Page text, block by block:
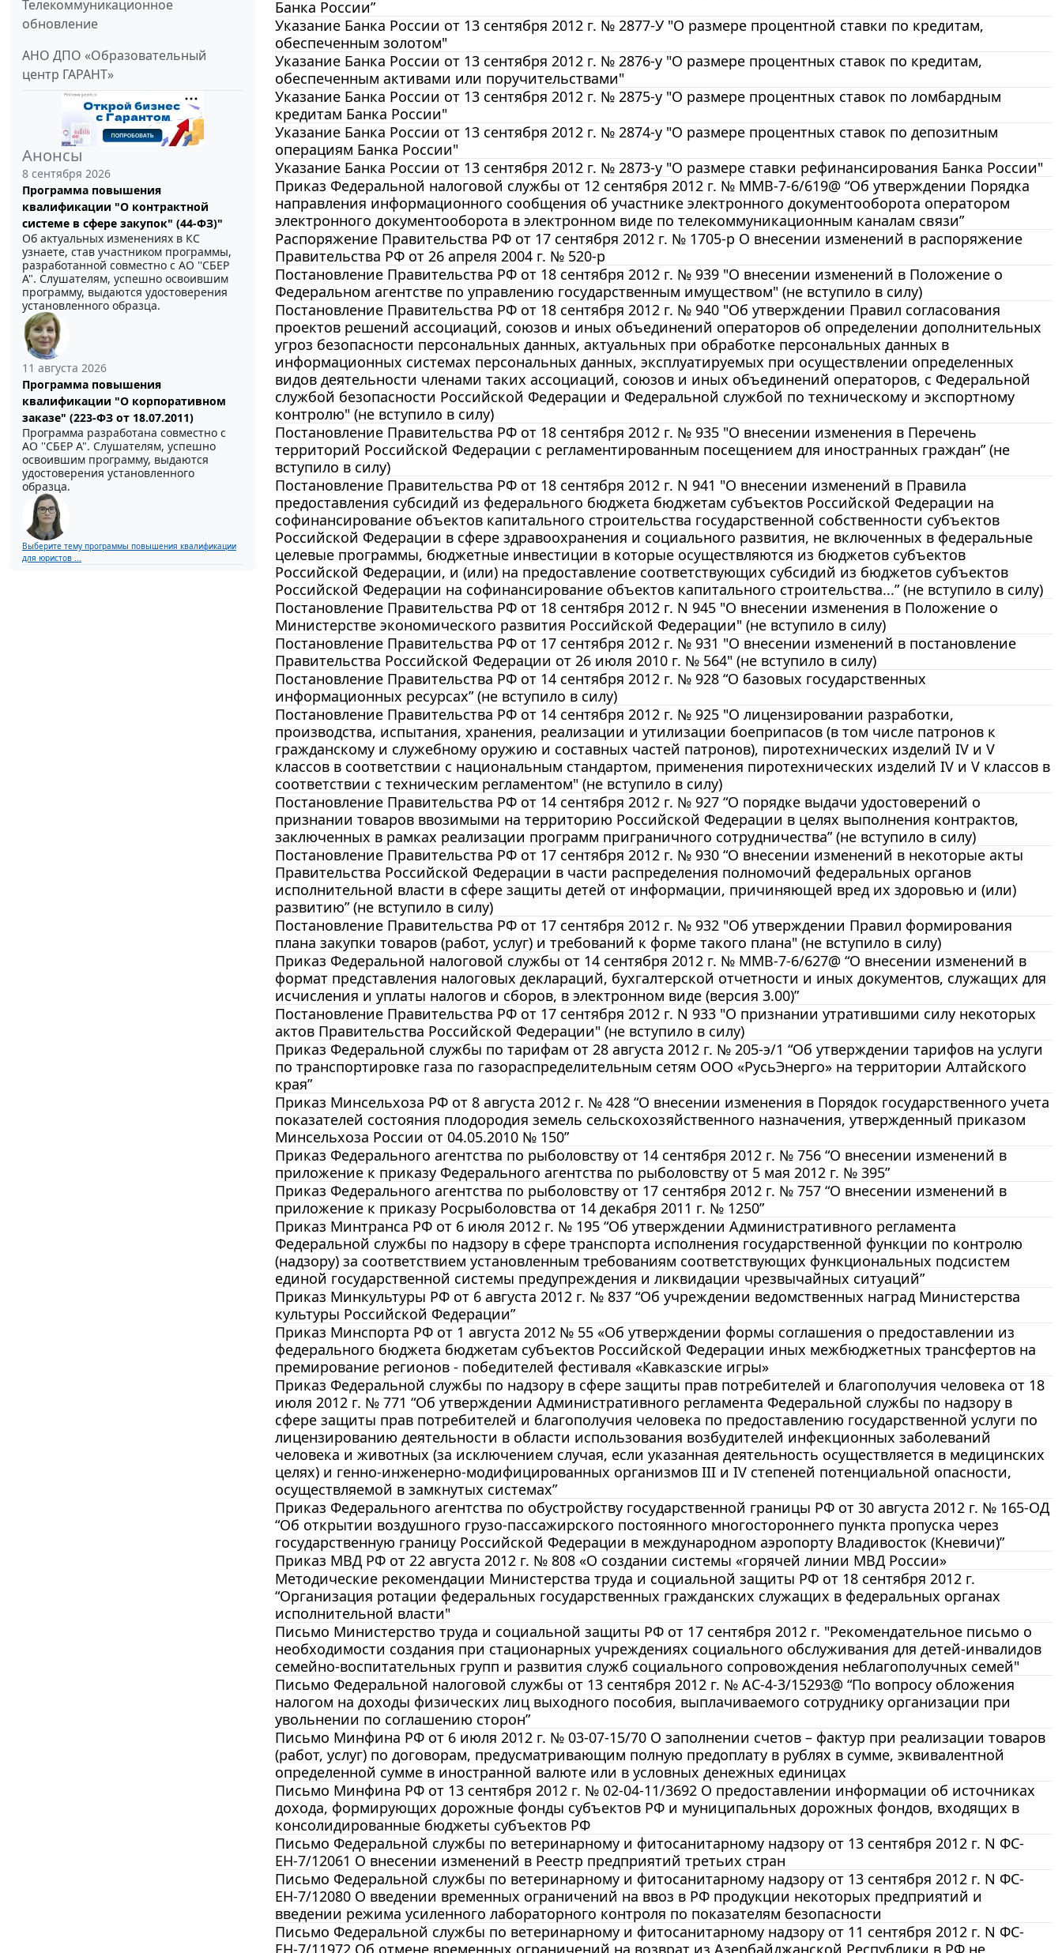
Телекоммуникационное
обновление
АНО ДПО «Образовательный
центр ГАРАНТ»
Анонсы
8 сентября 2026
Программа повышения
квалификации "О контрактной
системе в сфере закупок" (44-ФЗ)"
Об актуальных изменениях в КС
узнаете, став участником программы,
разработанной совместно с АО ''СБЕР
А". Слушателям, успешно освоившим
программу, выдаются удостоверения
установленного образца.
11 августа 2026
Программа повышения
квалификации "О корпоративном
заказе" (223-ФЗ от 18.07.2011)
Программа разработана совместно с
АО ''СБЕР А". Слушателям, успешно
освоившим программу, выдаются
удостоверения установленного
образца.
Выберите тему программы повышения квалификации
для юристов ...
Банка России”
Указание Банка России от 13 сентября 2012 г. № 2877-У "О размере процентной ставки по кредитам,
обеспеченным золотом"
Указание Банка России от 13 сентября 2012 г. № 2876-у "О размере процентных ставок по кредитам,
обеспеченным активами или поручительствами"
Указание Банка России от 13 сентября 2012 г. № 2875-у "О размере процентных ставок по ломбардным
кредитам Банка России"
Указание Банка России от 13 сентября 2012 г. № 2874-у "О размере процентных ставок по депозитным
операциям Банка России"
Указание Банка России от 13 сентября 2012 г. № 2873-у "О размере ставки рефинансирования Банка России"
Приказ Федеральной налоговой службы от 12 сентября 2012 г. № ММВ-7-6/619@ “Об утверждении Порядка
направления информационного сообщения об участнике электронного документооборота оператором
электронного документооборота в электронном виде по телекоммуникационным каналам связи”
Распоряжение Правительства РФ от 17 сентября 2012 г. № 1705-р О внесении изменений в распоряжение
Правительства РФ от 26 апреля 2004 г. № 520-р
Постановление Правительства РФ от 18 сентября 2012 г. № 939 "О внесении изменений в Положение о
Федеральном агентстве по управлению государственным имуществом" (не вступило в силу)
Постановление Правительства РФ от 18 сентября 2012 г. № 940 "Об утверждении Правил согласования
проектов решений ассоциаций, союзов и иных объединений операторов об определении дополнительных
угроз безопасности персональных данных, актуальных при обработке персональных данных в
информационных системах персональных данных, эксплуатируемых при осуществлении определенных
видов деятельности членами таких ассоциаций, союзов и иных объединений операторов, с Федеральной
службой безопасности Российской Федерации и Федеральной службой по техническому и экспортному
контролю" (не вступило в силу)
Постановление Правительства РФ от 18 сентября 2012 г. № 935 "О внесении изменения в Перечень
территорий Российской Федерации с регламентированным посещением для иностранных граждан” (не
вступило в силу)
Постановление Правительства РФ от 18 сентября 2012 г. N 941 "О внесении изменений в Правила
предоставления субсидий из федерального бюджета бюджетам субъектов Российской Федерации на
софинансирование объектов капитального строительства государственной собственности субъектов
Российской Федерации в сфере здравоохранения и социального развития, не включенных в федеральные
целевые программы, бюджетные инвестиции в которые осуществляются из бюджетов субъектов
Российской Федерации, и (или) на предоставление соответствующих субсидий из бюджетов субъектов
Российской Федерации на софинансирование объектов капитального строительства...” (не вступило в силу)
Постановление Правительства РФ от 18 сентября 2012 г. N 945 "О внесении изменения в Положение о
Министерстве экономического развития Российской Федерации" (не вступило в силу)
Постановление Правительства РФ от 17 сентября 2012 г. № 931 "О внесении изменений в постановление
Правительства Российской Федерации от 26 июля 2010 г. № 564" (не вступило в силу)
Постановление Правительства РФ от 14 сентября 2012 г. № 928 “О базовых государственных
информационных ресурсах” (не вступило в силу)
Постановление Правительства РФ от 14 сентября 2012 г. № 925 "О лицензировании разработки,
производства, испытания, хранения, реализации и утилизации боеприпасов (в том числе патронов к
гражданскому и служебному оружию и составных частей патронов), пиротехнических изделий IV и V
классов в соответствии с национальным стандартом, применения пиротехнических изделий IV и V классов в
соответствии с техническим регламентом" (не вступило в силу)
Постановление Правительства РФ от 14 сентября 2012 г. № 927 “О порядке выдачи удостоверений о
признании товаров ввозимыми на территорию Российской Федерации в целях выполнения контрактов,
заключенных в рамках реализации программ приграничного сотрудничества” (не вступило в силу)
Постановление Правительства РФ от 17 сентября 2012 г. № 930 “О внесении изменений в некоторые акты
Правительства Российской Федерации в части распределения полномочий федеральных органов
исполнительной власти в сфере защиты детей от информации, причиняющей вред их здоровью и (или)
развитию” (не вступило в силу)
Постановление Правительства РФ от 17 сентября 2012 г. № 932 "Об утверждении Правил формирования
плана закупки товаров (работ, услуг) и требований к форме такого плана" (не вступило в силу)
Приказ Федеральной налоговой службы от 14 сентября 2012 г. № ММВ-7-6/627@ “О внесении изменений в
формат представления налоговых деклараций, бухгалтерской отчетности и иных документов, служащих для
исчисления и уплаты налогов и сборов, в электронном виде (версия 3.00)”
Постановление Правительства РФ от 17 сентября 2012 г. N 933 "О признании утратившими силу некоторых
актов Правительства Российской Федерации" (не вступило в силу)
Приказ Федеральной службы по тарифам от 28 августа 2012 г. № 205-э/1 “Об утверждении тарифов на услуги
по транспортировке газа по газораспределительным сетям ООО «РусьЭнерго» на территории Алтайского
края”
Приказ Минсельхоза РФ от 8 августа 2012 г. № 428 “О внесении изменения в Порядок государственного учета
показателей состояния плодородия земель сельскохозяйственного назначения, утвержденный приказом
Минсельхоза России от 04.05.2010 № 150”
Приказ Федерального агентства по рыболовству от 14 сентября 2012 г. № 756 “О внесении изменений в
приложение к приказу Федерального агентства по рыболовству от 5 мая 2012 г. № 395”
Приказ Федерального агентства по рыболовству от 17 сентября 2012 г. № 757 “О внесении изменений в
приложение к приказу Росрыболовства от 14 декабря 2011 г. № 1250”
Приказ Минтранса РФ от 6 июля 2012 г. № 195 “Об утверждении Административного регламента
Федеральной службы по надзору в сфере транспорта исполнения государственной функции по контролю
(надзору) за соответствием установленным требованиям соответствующих функциональных подсистем
единой государственной системы предупреждения и ликвидации чрезвычайных ситуаций”
Приказ Минкультуры РФ от 6 августа 2012 г. № 837 “Об учреждении ведомственных наград Министерства
культуры Российской Федерации”
Приказ Минспорта РФ от 1 августа 2012 № 55 «Об утверждении формы соглашения о предоставлении из
федерального бюджета бюджетам субъектов Российской Федерации иных межбюджетных трансфертов на
премирование регионов - победителей фестиваля «Кавказские игры»
Приказ Федеральной службы по надзору в сфере защиты прав потребителей и благополучия человека от 18
июля 2012 г. № 771 “Об утверждении Административного регламента Федеральной службы по надзору в
сфере защиты прав потребителей и благополучия человека по предоставлению государственной услуги по
лицензированию деятельности в области использования возбудителей инфекционных заболеваний
человека и животных (за исключением случая, если указанная деятельность осуществляется в медицинских
целях) и генно-инженерно-модифицированных организмов III и IV степеней потенциальной опасности,
осуществляемой в замкнутых системах”
Приказ Федерального агентства по обустройству государственной границы РФ от 30 августа 2012 г. № 165-ОД
“Об открытии воздушного грузо-пассажирского постоянного многостороннего пункта пропуска через
государственную границу Российской Федерации в международном аэропорту Владивосток (Кневичи)”
Приказ МВД РФ от 22 августа 2012 г. № 808 «О создании системы «горячей линии МВД России»
Методические рекомендации Министерства труда и социальной защиты РФ от 18 сентября 2012 г.
“Организация ротации федеральных государственных гражданских служащих в федеральных органах
исполнительной власти"
Письмо Министерство труда и социальной защиты РФ от 17 сентября 2012 г. "Рекомендательное письмо о
необходимости создания при стационарных учреждениях социального обслуживания для детей-инвалидов
семейно-воспитательных групп и развития служб социального сопровождения неблагополучных семей"
Письмо Федеральной налоговой службы от 13 сентября 2012 г. № АС-4-3/15293@ “По вопросу обложения
налогом на доходы физических лиц выходного пособия, выплачиваемого сотруднику организации при
увольнении по соглашению сторон”
Письмо Минфина РФ от 6 июля 2012 г. № 03-07-15/70 О заполнении счетов – фактур при реализации товаров
(работ, услуг) по договорам, предусматривающим полную предоплату в рублях в сумме, эквивалентной
определенной сумме в иностранной валюте или в условных денежных единицах
Письмо Минфина РФ от 13 сентября 2012 г. № 02-04-11/3692 О предоставлении информации об источниках
дохода, формирующих дорожные фонды субъектов РФ и муниципальных дорожных фондов, входящих в
консолидированные бюджеты субъектов РФ
Письмо Федеральной службы по ветеринарному и фитосанитарному надзору от 13 сентября 2012 г. N ФС-
ЕН-7/12061 О внесении изменений в Реестр предприятий третьих стран
Письмо Федеральной службы по ветеринарному и фитосанитарному надзору от 13 сентября 2012 г. N ФС-
ЕН-7/12080 О введении временных ограничений на ввоз в РФ продукции некоторых предприятий и
введении режима усиленного лабораторного контроля по показателям безопасности
Письмо Федеральной службы по ветеринарному и фитосанитарному надзору от 11 сентября 2012 г. N ФС-